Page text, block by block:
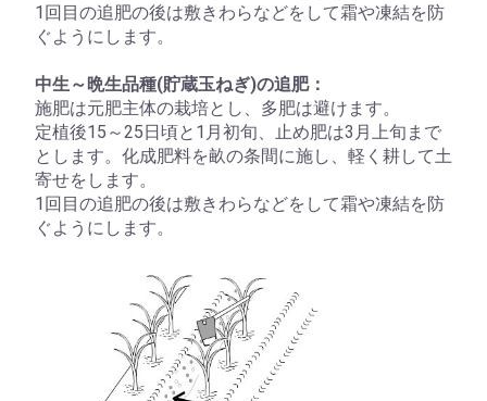
1回目の追肥の後は敷きわらなどをして霜や凍結を防
ぐようにします。
中生～晩生品種(貯蔵玉ねぎ)の追肥：
施肥は元肥主体の栽培とし、多肥は避けます。
定植後15～25日頃と1月初旬、止め肥は3月上旬まで
とします。化成肥料を畝の条間に施し、軽く耕して土
寄せをします。
1回目の追肥の後は敷きわらなどをして霜や凍結を防
ぐようにします。